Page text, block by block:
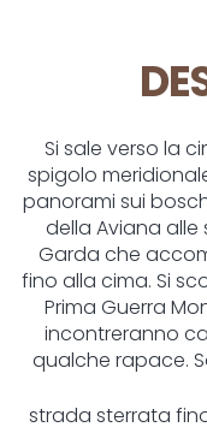
Si sale verso la
spigolo
panorami sui
della Aviana
Garda che
fino alla cima. Si
Prima Guerra
incontreranno
qualche rapace.
strada sterrata